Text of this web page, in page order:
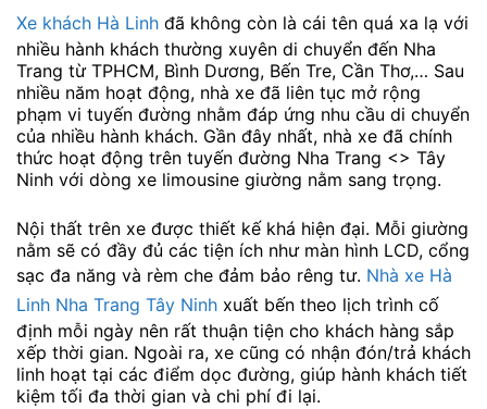
Xe khách Hà Linh đã không còn là cái tên quá xa lạ với
nhiều hành khách thường xuyên di chuyển đến Nha
Trang từ TPHCM, Bình Dương, Bến Tre, Cần Thơ,… Sau
nhiều năm hoạt động, nhà xe đã liên tục mở rộng
phạm vi tuyến đường nhằm đáp ứng nhu cầu di chuyển
của nhiều hành khách. Gần đây nhất, nhà xe đã chính
thức hoạt động trên tuyến đường Nha Trang <> Tây
Ninh với dòng xe limousine giường nằm sang trọng.
Nội thất trên xe được thiết kế khá hiện đại. Mỗi giường
nằm sẽ có đầy đủ các tiện ích như màn hình LCD, cổng
sạc đa năng và rèm che đảm bảo rêng tư. Nhà xe Hà
Linh Nha Trang Tây Ninh xuất bến theo lịch trình cố
định mỗi ngày nên rất thuận tiện cho khách hàng sắp
xếp thời gian. Ngoài ra, xe cũng có nhận đón/trả khách
linh hoạt tại các điểm dọc đường, giúp hành khách tiết
kiệm tối đa thời gian và chi phí đi lại.